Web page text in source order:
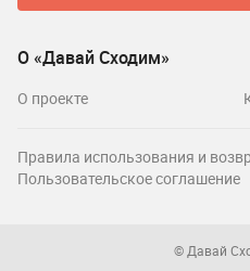
О «Давай Сходим»
О проекте
Правила использования и
Пользовательское соглашение
© Давай